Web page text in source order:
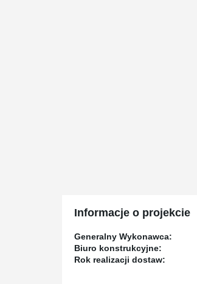
Informacje o projekcie
Generalny Wykonawca:
Biuro konstrukcyjne:
Rok realizacji dostaw: